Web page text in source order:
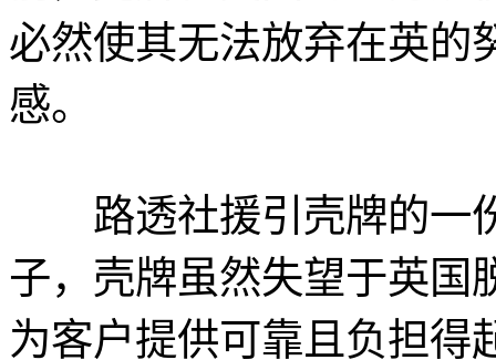
必然使其无法放弃在英的
感。
路透社援引壳牌的一
子，壳牌虽然失望于英国
为客户提供可靠且负担得